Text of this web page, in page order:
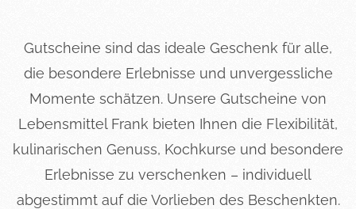
Gutscheine sind das ideale Geschenk für alle,
die besondere Erlebnisse und unvergessliche
Momente schätzen. Unsere Gutscheine von
Lebensmittel Frank bieten Ihnen die Flexibilität,
kulinarischen Genuss, Kochkurse und besondere
Erlebnisse zu verschenken – individuell
abgestimmt auf die Vorlieben des Beschenkten.